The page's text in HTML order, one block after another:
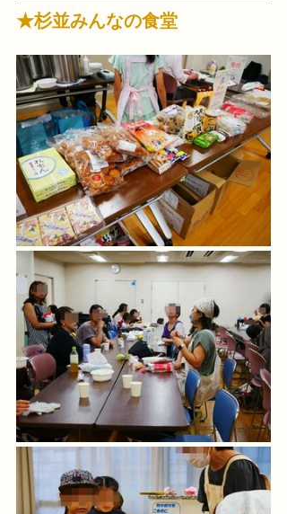
★杉並みんなの食堂